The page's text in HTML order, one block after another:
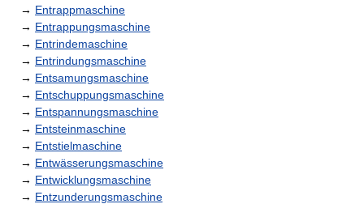
→ Entrappmaschine
→ Entrappungsmaschine
→ Entrindemaschine
→ Entrindungsmaschine
→ Entsamungsmaschine
→ Entschuppungsmaschine
→ Entspannungsmaschine
→ Entsteinmaschine
→ Entstielmaschine
→ Entwässerungsmaschine
→ Entwicklungsmaschine
→ Entzunderungsmaschine